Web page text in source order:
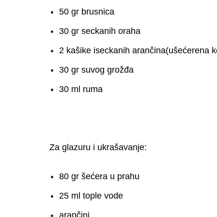
50 gr brusnica
30 gr seckanih oraha
2 kašike iseckanih arančina(ušećerena
30 gr suvog grožđa
30 ml ruma
Za glazuru i ukrašavanje:
80 gr šećera u prahu
25 ml tople vode